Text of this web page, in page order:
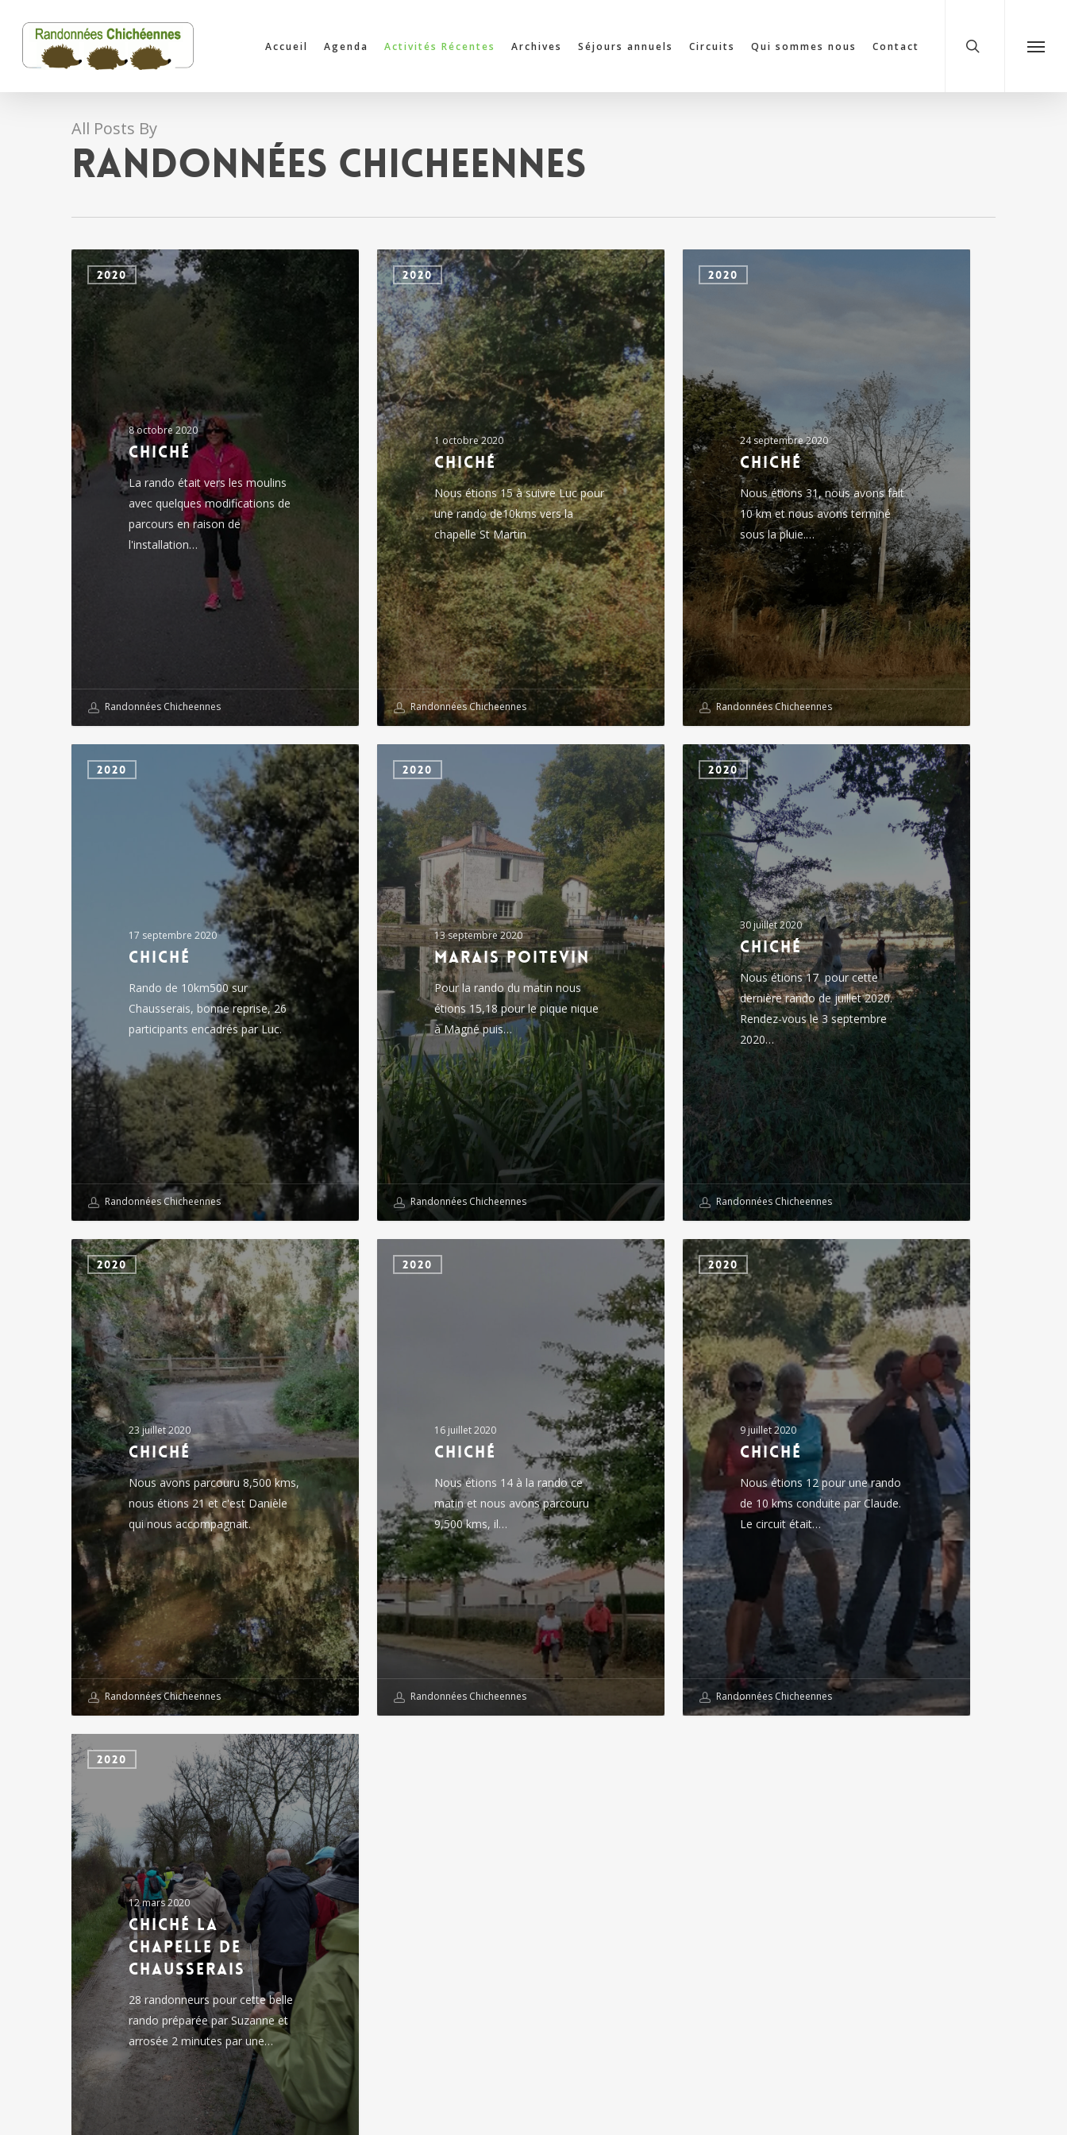
content
Accueil Agenda Activités Récentes Archives Séjours annuels Circuits Qui sommes nous Contact Menu
All Posts By
Randonnées Chicheennes
Chiché
2020
8 octobre 2020
Chiché
La rando était vers les moulins
avec quelques modifications de
parcours en raison de
l'installation…
Randonnées Chicheennes
chiché
2020
1 octobre 2020
chiché
Nous étions 15 à suivre Luc pour
une rando de10kms vers la
chapelle St Martin
Randonnées Chicheennes
2020
24 septembre 2020
chiché
Nous étions 31, nous avons fait
10 km et nous avons terminé
sous la pluie.…
Randonnées Chicheennes
2020
17 septembre 2020
Chiché
Rando de 10km500 sur
Chausserais, bonne reprise, 26
participants encadrés par Luc.
Randonnées Chicheennes
poitevin2020
13 septembre 2020
marais poitevin
Pour la rando du matin nous
étions 15,18 pour le pique nique
à Magné puis…
Randonnées Chicheennes
chiché
2020
30 juillet 2020
chiché
Nous étions 17 pour cette
dernière rando de juillet 2020.
Rendez-vous le 3 septembre
2020…
Randonnées Chicheennes
chiché
2020
23 juillet 2020
chiché
Nous avons parcouru 8,500 kms,
nous étions 21 et c'est Danièle
qui nous accompagnait.
Randonnées Chicheennes
2020
16 juillet 2020
chiché
Nous étions 14 à la rando ce
matin et nous avons parcouru
9,500 kms, il…
Randonnées Chicheennes
CHiché
2020
9 juillet 2020
CHiché
Nous étions 12 pour une rando
de 10 kms conduite par Claude.
Le circuit était…
Randonnées Chicheennes
chiché
la
chapelle
de
chausserais
2020
12 mars 2020
chiché la
chapelle de
chausserais
28 randonneurs pour cette belle
rando préparée par Suzanne et
arrosée 2 minutes par une…